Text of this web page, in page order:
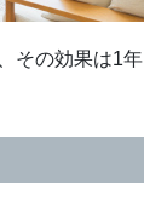
の効果は1年